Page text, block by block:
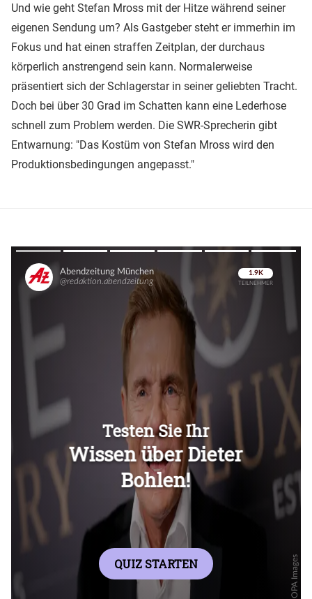
Und wie geht Stefan Mross mit der Hitze während seiner
eigenen Sendung um? Als Gastgeber steht er immerhin im
Fokus und hat einen straffen Zeitplan, der durchaus
körperlich anstrengend sein kann. Normalerweise
präsentiert sich der Schlagerstar in seiner geliebten Tracht.
Doch bei über 30 Grad im Schatten kann eine Lederhose
schnell zum Problem werden. Die SWR-Sprecherin gibt
Entwarnung: "Das Kostüm von Stefan Mross wird den
Produktionsbedingungen angepasst."
Überspringen
Überspringen